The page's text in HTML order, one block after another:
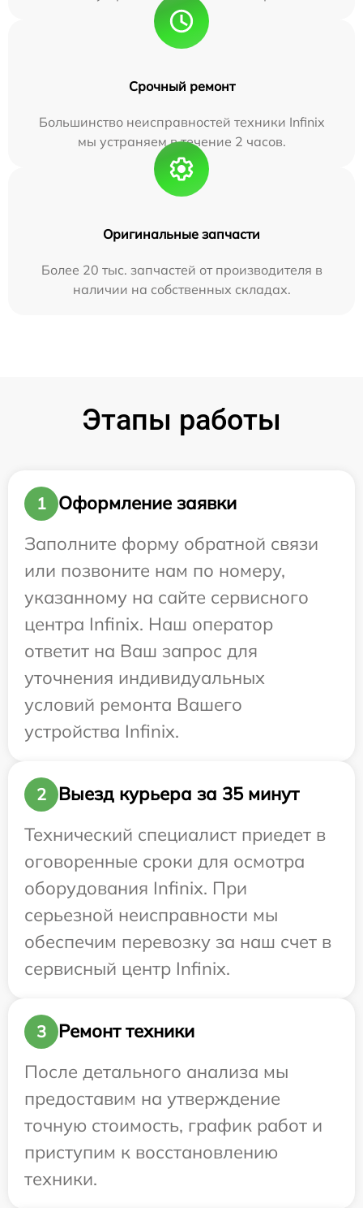
Срочный ремонт
Большинство неисправностей техники Infinix
мы устраняем в течение 2 часов.
Оригинальные запчасти
Более 20 тыс. запчастей от производителя в
наличии на собственных складах.
Этапы работы
1
Оформление заявки
Заполните форму обратной связи
или позвоните нам по номеру,
указанному на сайте сервисного
центра Infinix. Наш оператор
ответит на Ваш запрос для
уточнения индивидуальных
условий ремонта Вашего
устройства Infinix.
2
Выезд курьера за 35 минут
Технический специалист приедет в
оговоренные сроки для осмотра
оборудования Infinix. При
серьезной неисправности мы
обеспечим перевозку за наш счет в
сервисный центр Infinix.
3
Ремонт техники
После детального анализа мы
предоставим на утверждение
точную стоимость, график работ и
приступим к восстановлению
техники.